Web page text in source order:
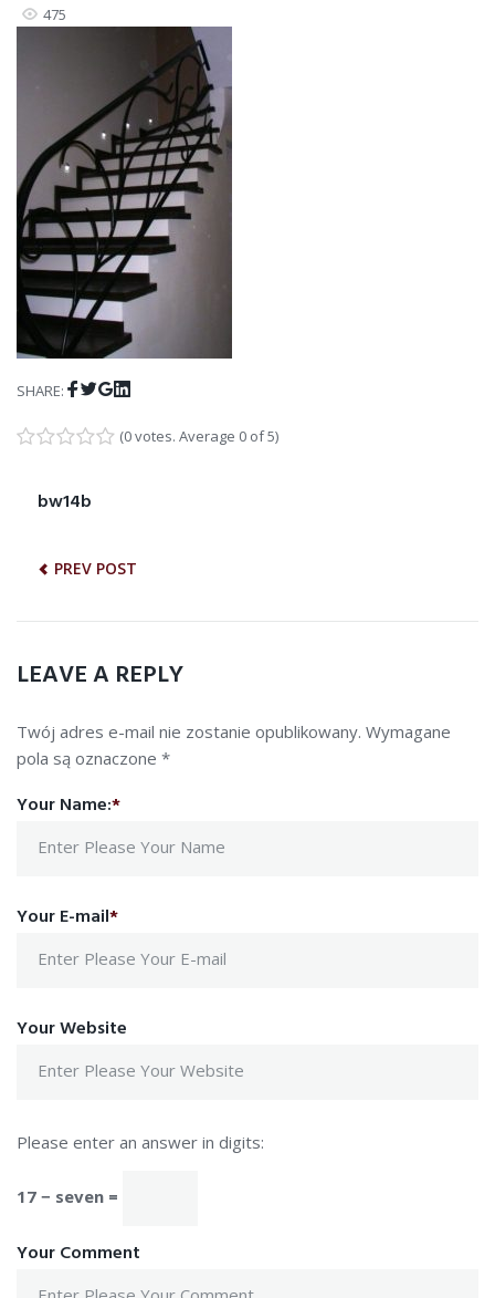
475
SHARE: Facebook
Twitter
Google+
(0 votes. Average 0of 5)
NAWIGACJA
bw14b
PREV POST
Previous
LEAVE A REPLY
Twój adres e-mail nie zostanie opublikowany. Wymagane
pola są oznaczone *
Your Name:*
Your E-mail*
Your Website
Please enter an answer in digits:
17 − seven =
Your Comment